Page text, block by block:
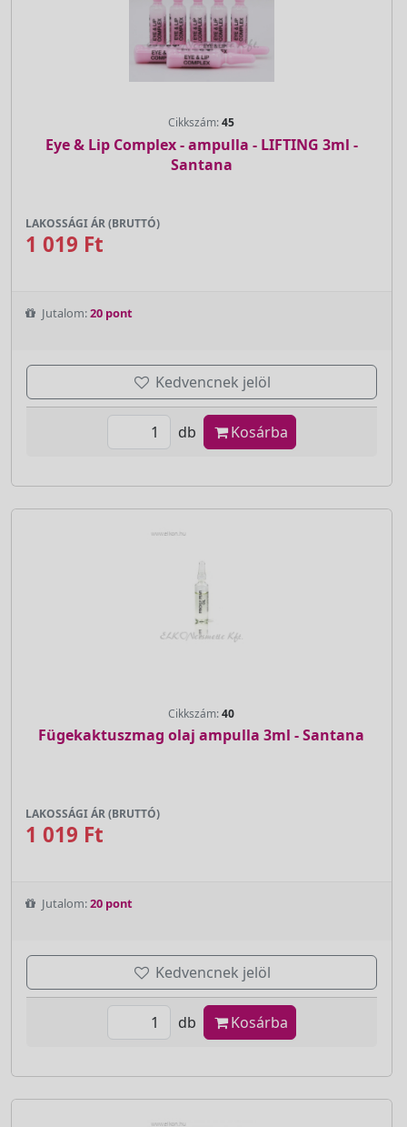
Cikkszám:45
Eye & Lip Complex - ampulla - LIFTING 3ml -
Santana
LAKOSSÁGI ÁR (BRUTTÓ)
1 019 Ft
Jutalom:20 pont
Kedvencnek jelöl
db Kosárba
Cikkszám:40
Fügekaktuszmag olaj ampulla 3ml - Santana
LAKOSSÁGI ÁR (BRUTTÓ)
1 019 Ft
Jutalom:20 pont
Kedvencnek jelöl
db Kosárba